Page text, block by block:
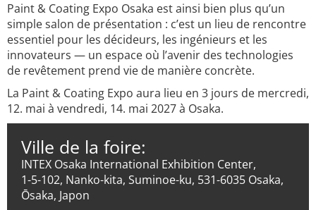
Paint & Coating Expo Osaka est ainsi bien plus qu’un
simple salon de présentation : c’est un lieu de rencontre
essentiel pour les décideurs, les ingénieurs et les
innovateurs — un espace où l’avenir des technologies
de revêtement prend vie de manière concrète.
La Paint & Coating Expo aura lieu en 3 jours de mercredi,
12. mai à vendredi, 14. mai 2027 à Osaka.
Ville de la foire:
INTEX Osaka International Exhibition Center,
1-5-102, Nanko-kita, Suminoe-ku, 531-6035 Osaka,
Ōsaka, Japon